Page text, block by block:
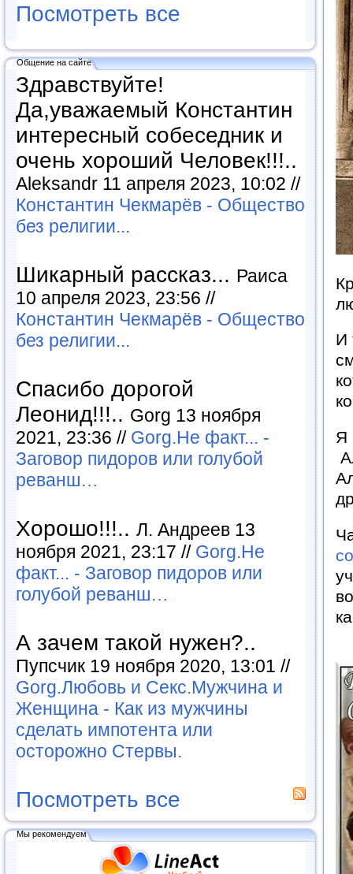
Посмотреть все
Общение на сайте
Здравствуйте!
Да,уважаемый Константин
интересный собеседник и
очень хороший Человек!!!..
Aleksandr 11 апреля 2023, 10:02 //
Константин Чекмарёв - Общество
без религии...
Шикарный рассказ... Раиса
10 апреля 2023, 23:56 //
Константин Чекмарёв - Общество
без религии...
Спасибо дорогой
Леонид!!!.. Gorg 13 ноября
2021, 23:36 // Gorg.Не факт... -
Заговор пидоров или голубой
реванш…
Хорошо!!!.. Л. Андреев 13
ноября 2021, 23:17 // Gorg.Не
факт... - Заговор пидоров или
голубой реванш…
А зачем такой нужен?..
Пупсчик 19 ноября 2020, 13:01 //
Gorg.Любовь и Секс.Мужчина и
Женщина - Как из мужчины
сделать импотента или
осторожно Стервы.
Посмотреть все
Мы рекомендуем
И
Я